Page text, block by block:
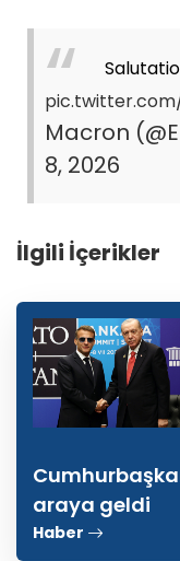
Macron
8, 2026
İlgili İçerikler
araya geldi
Haber